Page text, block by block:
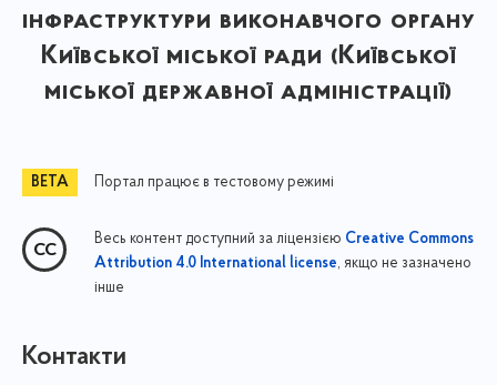
інфраструктури виконавчого органу
Київської міської ради (Київської
міської державної адміністрації)
Портал працює в тестовому режимі
Весь контент доступний за ліцензією Creative Commons
Attribution 4.0 International license, якщо не зазначено
інше
Контакти